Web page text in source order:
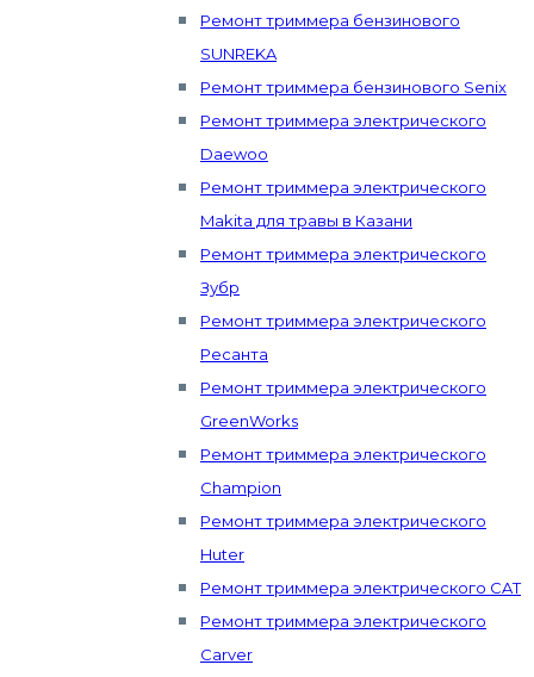
Ремонт триммера бензинового
SUNREKA
Ремонт триммера бензинового Senix
Ремонт триммера электрического
Daewoo
Ремонт триммера электрического
Makita для травы в Казани
Ремонт триммера электрического
Зубр
Ремонт триммера электрического
Ресанта
Ремонт триммера электрического
GreenWorks
Ремонт триммера электрического
Champion
Ремонт триммера электрического
Huter
Ремонт триммера электрического CAT
Ремонт триммера электрического
Carver